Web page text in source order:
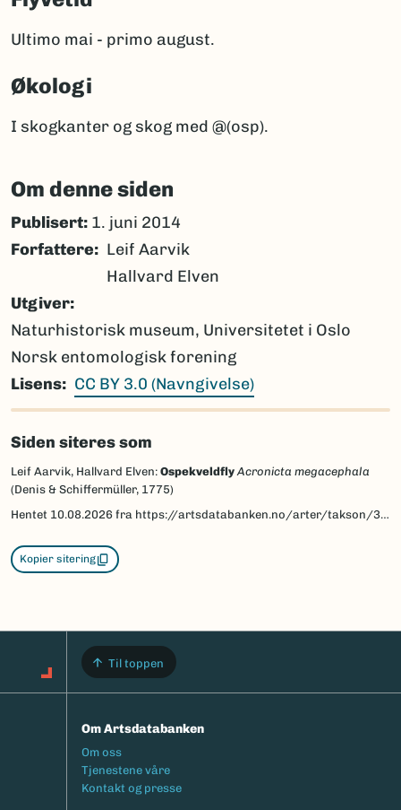
Ultimo mai - primo august.
Økologi
I skogkanter og skog med @(osp).
Om denne siden
Publisert: 1. juni 2014
Forfattere
Leif Aarvik
Hallvard Elven
Utgiver
Naturhistorisk museum, Universitetet i Oslo
Norsk entomologisk forening
Lisens
CC BY 3.0 (Navngivelse)
Siden siteres som
Leif Aarvik, Hallvard Elven: Ospekveldfly Acronicta megacephala
(Denis & Schiffermüller, 1775)
Hentet 10.08.2026 fra https://artsdatabanken.no/arter/takson/30587/beskrivelse
Kopier sitering
Til toppen
Om Artsdatabanken
Footermeny
Om oss
Tjenestene våre
Kontakt og presse